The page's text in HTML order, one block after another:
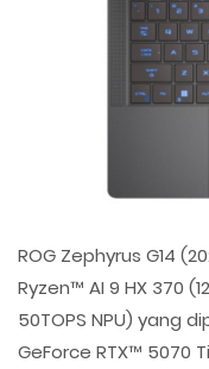
ROG Zephyrus G14
Ryzen™ AI 9 HX 370
50TOPS NPU) yang
GeForce RTX™ 5070